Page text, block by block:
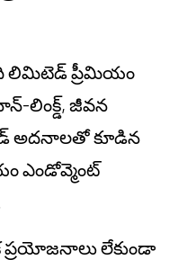
లిమిటెడ్ ప్రీమియం
లింక్డ్, జీవన
అదనాలతో కూడిన
ఎండోవ్మెంట్
ప్రయోజనాలు లేకుండా